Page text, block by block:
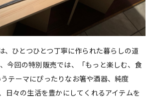
、ひとつひとつ丁寧に作られた暮らしの道
今回の特別販売では、「もっと楽しむ、食
テーマにぴったりなお箸や酒器、純度
日々の生活を豊かにしてくれるアイテムを